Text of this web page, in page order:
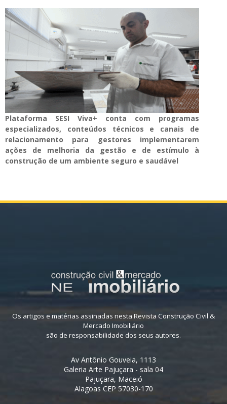
Plataforma SESI Viva+ conta com programas
especializados, conteúdos técnicos e canais de
relacionamento para gestores implementarem
ações de melhoria da gestão e de estímulo à
construção de um ambiente seguro e saudável
Os artigos e matérias assinadas nesta Revista Construção Civil &
Mercado Imobiliário
são de responsabilidade dos seus autores.
Av Antônio Gouveia, 1113
Galeria Arte Pajuçara - sala 04
Pajuçara, Maceió
Alagoas CEP 57030-170